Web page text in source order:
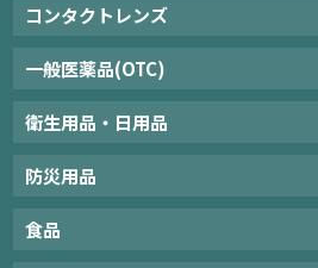
コンタクトレンズ
一般医薬品(OTC)
衛生用品・日用品
防災用品
食品